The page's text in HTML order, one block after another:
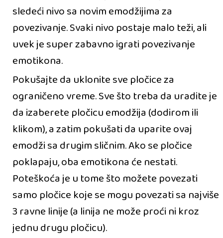
sledeći nivo sa novim emodžijima za
povezivanje. Svaki nivo postaje malo teži, ali
uvek je super zabavno igrati povezivanje
emotikona.
Pokušajte da uklonite sve pločice za
ograničeno vreme. Sve što treba da uradite je
da izaberete pločicu emodžija (dodirom ili
klikom), a zatim pokušati da uparite ovaj
emodži sa drugim sličnim. Ako se pločice
poklapaju, oba emotikona će nestati.
Poteškoća je u tome što možete povezati
samo pločice koje se mogu povezati sa najviše
3 ravne linije (a linija ne može proći ni kroz
jednu drugu pločicu).